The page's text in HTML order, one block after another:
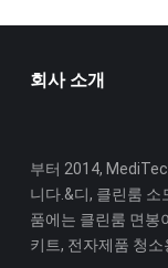
회사 소개
부터 2014,
니다.&디, 클린룸 소
품에는 클린룸 면봉
키트, 전자제품 청소